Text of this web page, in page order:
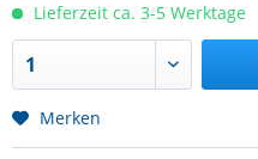
Lieferzeit ca. 3-5 Werktage
Merken